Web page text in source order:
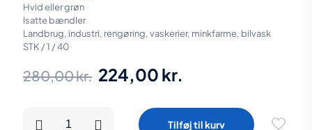
Hvid eller grøn
Isatte bændler
Landbrug, industri, rengøring, vaskerier, minkfarme, bilvask
STK / 1 / 40
280,00kr. Den
pris
224,00 kr.
pris
Tilføj til kurv